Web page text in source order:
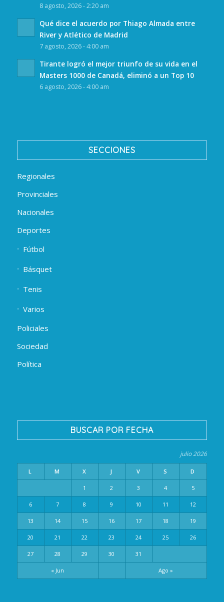
8 agosto, 2026 - 2:20 am
Qué dice el acuerdo por Thiago Almada entre
River y Atlético de Madrid
7 agosto, 2026 - 4:00 am
Tirante logró el mejor triunfo de su vida en el
Masters 1000 de Canadá, eliminó a un Top 10
6 agosto, 2026 - 4:00 am
SECCIONES
Regionales
Provinciales
Nacionales
Deportes
Fútbol
Básquet
Tenis
Varios
Policiales
Sociedad
Política
BUSCAR POR FECHA
julio 2026
L M X J V S D
« Jun Ago »
1 2 3 4 5
6 7 8 9 10 11 12
13 14 15 16 17 18 19
20 21 22 23 24 25 26
27 28 29 30 31